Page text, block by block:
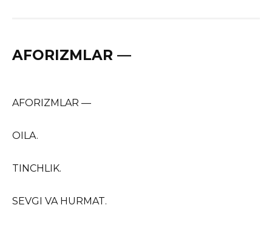
AFORIZMLAR —
AFORIZMLAR —
OILA.
TINCHLIK.
SEVGI VA HURMAT.